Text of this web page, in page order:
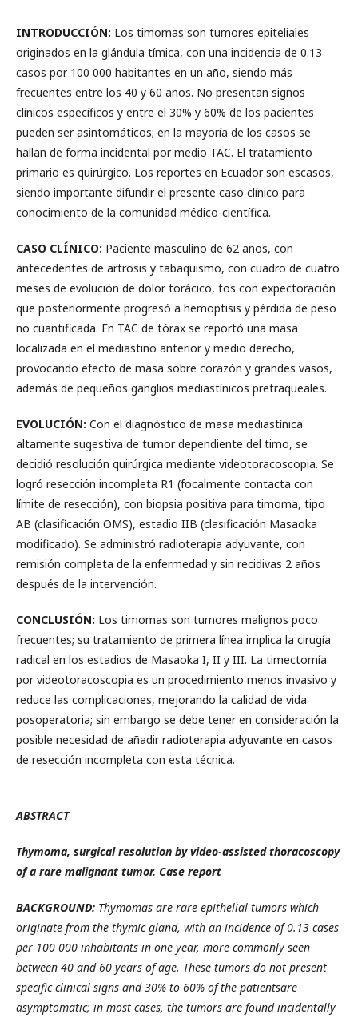
INTRODUCCIÓN: Los timomas son tumores epiteliales
originados en la glándula tímica, con una incidencia de 0.13
casos por 100 000 habitantes en un año, siendo más
frecuentes entre los 40 y 60 años. No presentan signos
clínicos específicos y entre el 30% y 60% de los pacientes
pueden ser asintomáticos; en la mayoría de los casos se
hallan de forma incidental por medio TAC. El tratamiento
primario es quirúrgico. Los reportes en Ecuador son escasos,
siendo importante difundir el presente caso clínico para
conocimiento de la comunidad médico-científica.
CASO CLÍNICO: Paciente masculino de 62 años, con
antecedentes de artrosis y tabaquismo, con cuadro de cuatro
meses de evolución de dolor torácico, tos con expectoración
que posteriormente progresó a hemoptisis y pérdida de peso
no cuantificada. En TAC de tórax se reportó una masa
localizada en el mediastino anterior y medio derecho,
provocando efecto de masa sobre corazón y grandes vasos,
además de pequeños ganglios mediastínicos pretraqueales.
EVOLUCIÓN: Con el diagnóstico de masa mediastínica
altamente sugestiva de tumor dependiente del timo, se
decidió resolución quirúrgica mediante videotoracoscopia. Se
logró resección incompleta R1 (focalmente contacta con
límite de resección), con biopsia positiva para timoma, tipo
AB (clasificación OMS), estadio IIB (clasificación Masaoka
modificado). Se administró radioterapia adyuvante, con
remisión completa de la enfermedad y sin recidivas 2 años
después de la intervención.
CONCLUSIÓN: Los timomas son tumores malignos poco
frecuentes; su tratamiento de primera línea implica la cirugía
radical en los estadios de Masaoka I, II y III. La timectomía
por videotoracoscopia es un procedimiento menos invasivo y
reduce las complicaciones, mejorando la calidad de vida
posoperatoria; sin embargo se debe tener en consideración la
posible necesidad de añadir radioterapia adyuvante en casos
de resección incompleta con esta técnica.
ABSTRACT
Thymoma, surgical resolution by video-assisted thoracoscopy
of a rare malignant tumor. Case report
BACKGROUND: Thymomas are rare epithelial tumors which
originate from the thymic gland, with an incidence of 0.13 cases
per 100 000 inhabitants in one year, more commonly seen
between 40 and 60 years of age. These tumors do not present
specific clinical signs and 30% to 60% of the patientsare
asymptomatic; in most cases, the tumors are found incidentally